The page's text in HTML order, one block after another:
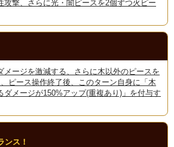
攻撃、さらに光・闇ピースを2個ずつ火ピー
メージを激減する、さらに木以外のピースを
ピース操作終了後、このターン自身に「木
ダメージが150%アップ(重複あり)」を付与す
ンス！